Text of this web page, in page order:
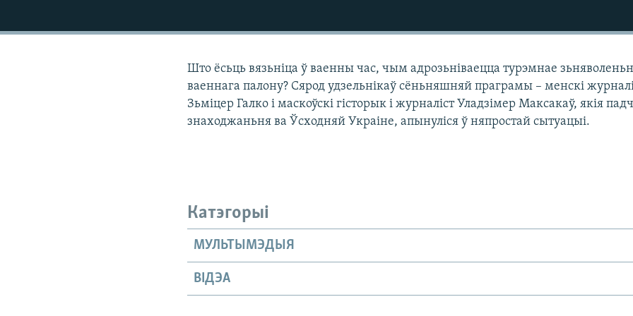
Што ёсьць вязьніца ў ваенны час, чым адрозьніваецца турэмнае
ваеннага палону? Сярод удзельнікаў сёньняшняй праграмы – менскі
Зьміцер Галко і маскоўскі гісторык і журналіст Уладзімер Максакаў, якія
знаходжаньня ва Ўсходняй Украіне, апынуліся ў няпростай сытуацыі.
Катэгорыі
МУЛЬТЫМЭДЫЯ
ВІДЭА